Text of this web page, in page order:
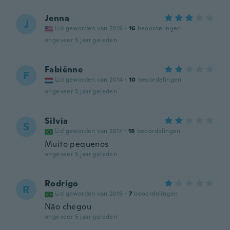
J Jenna
Lid geworden van 2019 · 16 beoordelingen
ongeveer 5 jaar geleden
F Fabiënne
Lid geworden van 2014 · 10 beoordelingen
ongeveer 5 jaar geleden
S Silvia
Lid geworden van 2017 · 18 beoordelingen
Muito pequenos
ongeveer 5 jaar geleden
R Rodrigo
Lid geworden van 2019 · 7 beoordelingen
Não chegou
ongeveer 5 jaar geleden